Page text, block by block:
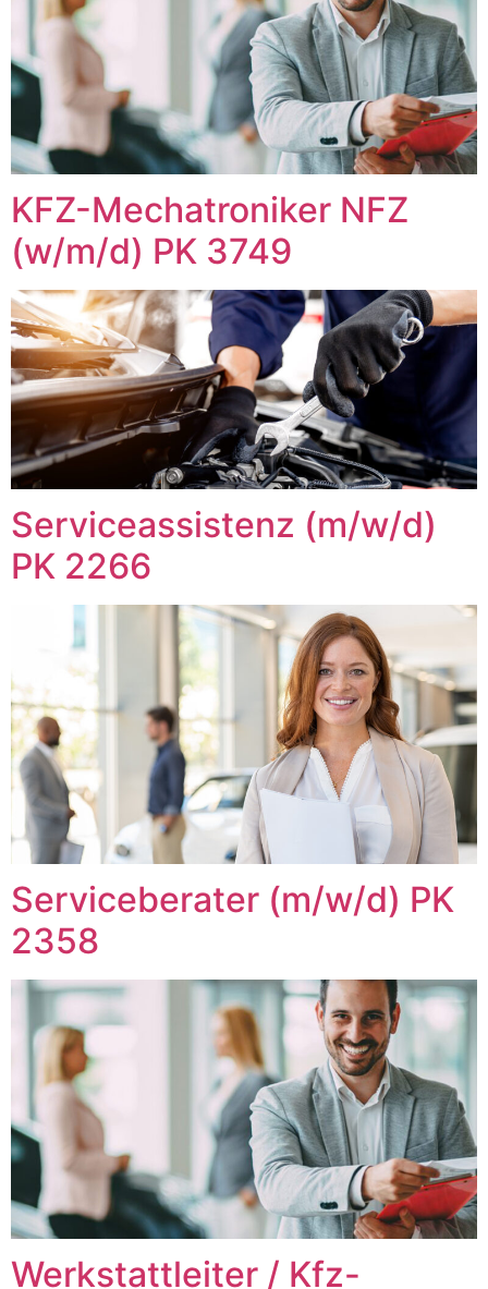
KFZ-Mechatroniker NFZ
(w/m/d) PK 3749
Serviceassistenz (m/w/d)
PK 2266
Serviceberater (m/w/d) PK
2358
Werkstattleiter / Kfz-